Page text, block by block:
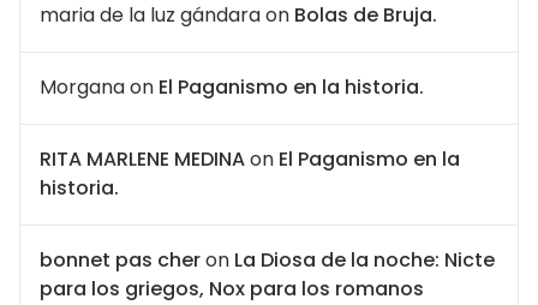
maria de la luz gándaraon Bolas de Bruja.
Morganaon El Paganismo en la historia.
RITA MARLENE MEDINAon El Paganismo en la
historia.
bonnet pas cheron La Diosa de la noche: Nicte
para los griegos, Nox para los romanos